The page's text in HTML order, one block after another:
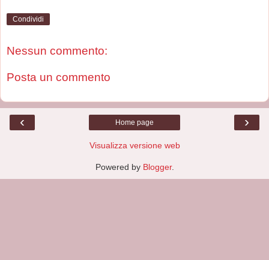
Condividi
Nessun commento:
Posta un commento
‹ ›
Home page
Visualizza versione web
Powered by Blogger.